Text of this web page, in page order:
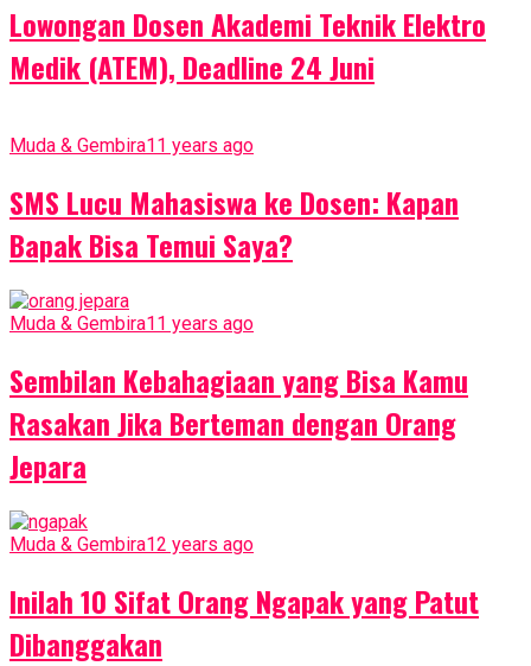
Lowongan Dosen Akademi Teknik Elektro
Medik (ATEM), Deadline 24 Juni
Muda & Gembira11 years ago
SMS Lucu Mahasiswa ke Dosen: Kapan
Bapak Bisa Temui Saya?
Muda & Gembira11 years ago
Sembilan Kebahagiaan yang Bisa Kamu
Rasakan Jika Berteman dengan Orang
Jepara
Muda & Gembira12 years ago
Inilah 10 Sifat Orang Ngapak yang Patut
Dibanggakan